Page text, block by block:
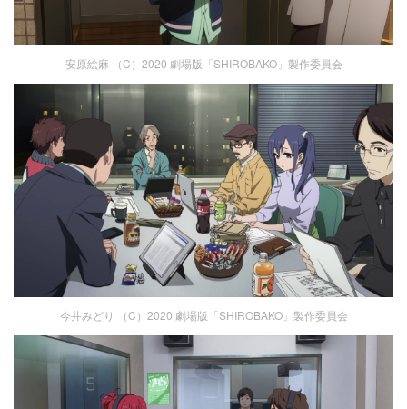
安原絵麻 （C）2020 劇場版「SHIROBAKO」製作委員会
今井みどり （C）2020 劇場版「SHIROBAKO」製作委員会